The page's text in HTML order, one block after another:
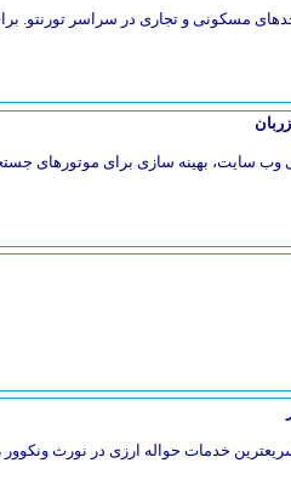
مسکونی و تجاری در سراسر تورنتو.
وب سایت، بهینه سازی برای موتورهای
سریعترین خدمات حواله ارزی در نورث ونکوور